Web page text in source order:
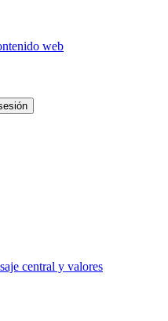
web
central y valores